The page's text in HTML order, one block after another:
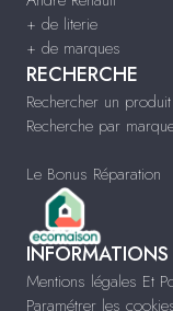
+ de literie
+ de marques
RECHERCHE
Rechercher un produit
Recherche par
Le Bonus Réparation
INFORMATIONS
Mentions légales Et
Paramétrer les